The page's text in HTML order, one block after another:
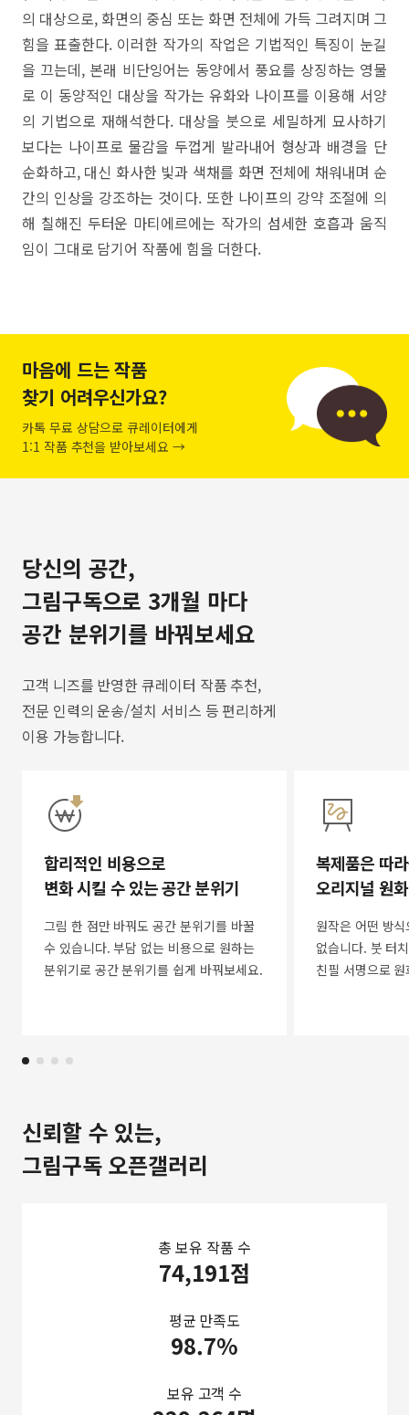
의 대상으로, 화면의 중심 또는 화면 전체에 가득 그려지며 그
힘을 표출한다. 이러한 작가의 작업은 기법적인 특징이 눈길
을 끄는데, 본래 비단잉어는 동양에서 풍요를 상징하는 영물
로 이 동양적인 대상을 작가는 유화와 나이프를 이용해 서양
의 기법으로 재해석한다. 대상을 붓으로 세밀하게 묘사하기
보다는 나이프로 물감을 두껍게 발라내어 형상과 배경을 단
순화하고, 대신 화사한 빛과 색채를 화면 전체에 채워내며 순
간의 인상을 강조하는 것이다. 또한 나이프의 강약 조절에 의
해 칠해진 두터운 마티에르에는 작가의 섬세한 호흡과 움직
임이 그대로 담기어 작품에 힘을 더한다.
마음에 드는 작품
찾기 어려우신가요?
카톡 무료 상담으로 큐레이터에게
1:1 작품 추천을 받아보세요 →
당신의 공간,
그림구독으로 3개월 마다
공간 분위기를 바꿔보세요
고객 니즈를 반영한 큐레이터 작품 추천,
전문 인력의 운송/설치 서비스 등 편리하게
이용 가능합니다.
합리적인 비용으로
변화 시킬 수 있는 공간 분위기
그림 한 점만 바꿔도 공간 분위기를 바꿀
수 있습니다. 부담 없는 비용으로 원하는
분위기로 공간 분위기를 쉽게 바꿔보세요.
복제품은 따
오리지널 원
원작은 어떤 방
없습니다. 붓 터
친필 서명으로
신뢰할 수 있는,
그림구독 오픈갤러리
총 보유 작품 수
74,191점
평균 만족도
98.7%
보유 고객 수